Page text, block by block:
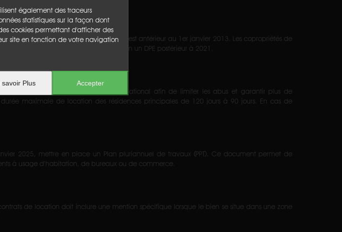
également des traceurs
statistiques sur la façon dont
cookies permettant d'afficher des
site en fonction de votre navigation
savoir Plus Accepter
dont le permis de construire est antérieur au 1er janvier 2013. Les copropriétés de
si le bâtiment est classé A, B ou C selon un DPE postérieur à 2021.
leur activité sur un registre national afin de limiter les abus et garantir plus de
maximale de location des résidences principales de 120 jours à 90 jours. En cas de
2025, mettre en place un Plan pluriannuel de travaux (PPT). Ce document permet de
à usage d’habitation, de bureaux ou de commerce.
de location doit inclure une mention spécifique lorsque le bien se situe dans une zone